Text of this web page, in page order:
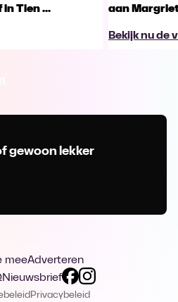
Tien ...
aan
Bekijk nu de
gewoon lekker
meeAdverteren
Nieuwsbrief
Privacybeleid